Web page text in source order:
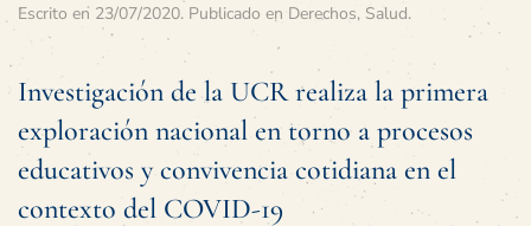
Escrito en 23/07/2020. Publicado en Derechos, Salud.
Investigación de la UCR realiza la primera
exploración nacional en torno a procesos
educativos y convivencia cotidiana en el
contexto del COVID-19